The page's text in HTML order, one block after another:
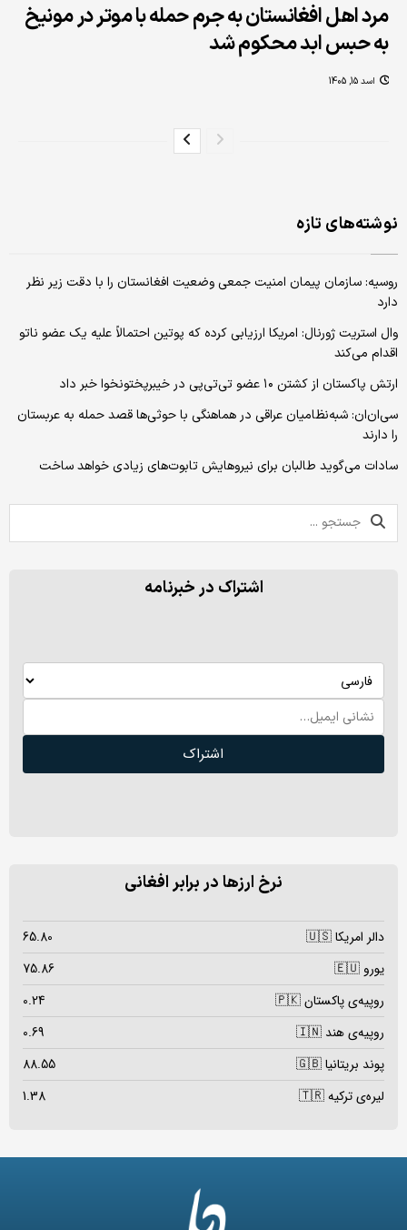
مرد اهل افغانستان به جرم حمله‌ با موتر در مونیخ
به حبس ابد محکوم شد
اسد 15, 1405
نوشته‌های تازه
روسیه: سازمان پیمان امنیت جمعی وضعیت افغانستان را با دقت زیر نظر
دارد
وال استریت ژورنال: امریکا ارزیابی کرده که پوتین احتمالاً علیه یک عضو ناتو
اقدام می‌کند
ارتش پاکستان از کشتن ۱۰ عضو تی‌تی‌پی در خیبرپختونخوا خبر داد
سی‌ان‌ان: شبه‌نظامیان عراقی در هماهنگی با حوثی‌ها قصد حمله به عربستان
را دارند
سادات می‌گوید طالبان برای نیروهایش تابوت‌های زیادی خواهد ساخت
اشتراک در خبرنامه
اشتراک
نرخ ارزها در برابر افغانی
دالر امریکا 🇺🇸
65.80
یورو 🇪🇺
75.86
روپیه‌ی پاکستان 🇵🇰
0.24
روپیه‌ی هند 🇮🇳
0.69
پوند بریتانیا 🇬🇧
88.55
لیره‌ی ترکیه 🇹🇷
1.38